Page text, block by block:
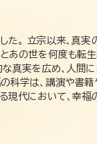
立宗以来、真実
あの世を何度も
真実を広め、人
科学は、講演や書
代において、幸福